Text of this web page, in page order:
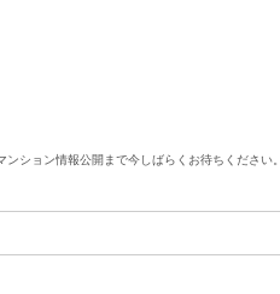
ンション情報公開まで今しばらくお待ちください。